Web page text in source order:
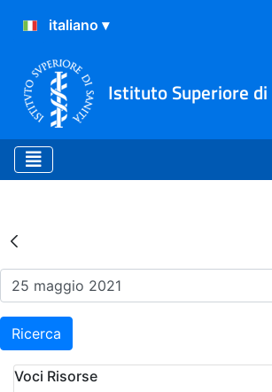
Istituto Superiore di
Risultati della
Ricerca
Voci Risorse